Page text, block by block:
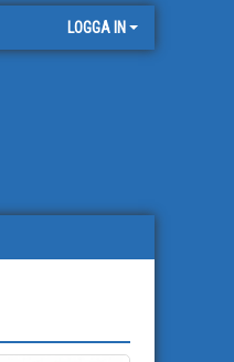
LOGGA IN